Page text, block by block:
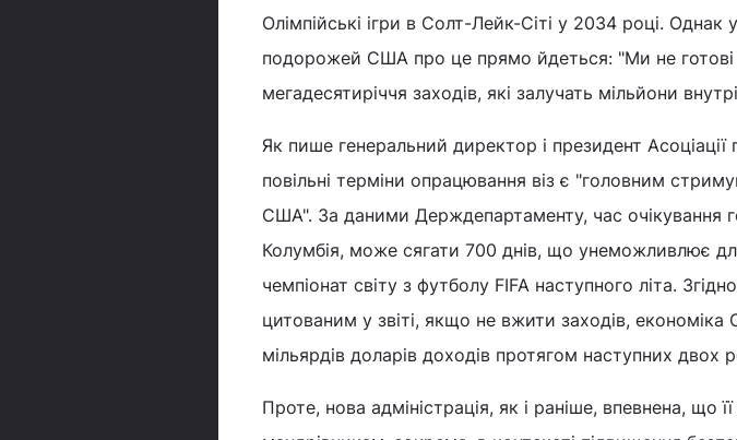
Олімпійські ігри в Солт-Лейк-Сіті у 2034 році. Однак
подорожей США про це прямо йдеться: "Ми не готові
мегадесятиріччя заходів, які залучать мільйони
Як пише генеральний директор і президент
повільні терміни опрацювання віз є "головним
США". За даними Держдепартаменту, час очікування
Колумбія, може сягати 700 днів, що унеможливлює
чемпіонат світу з футболу FIFA наступного літа.
цитованим у звіті, якщо не вжити заходів,
мільярдів доларів доходів протягом наступних двох
Проте, нова адміністрація, як і раніше, впевнена, що